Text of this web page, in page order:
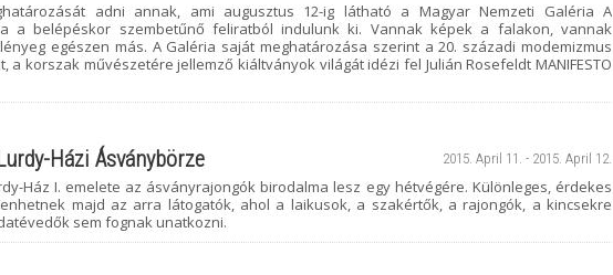
adni annak, ami augusztus 12-ig látható a Magyar Nemzeti Galéria A
a belépéskor szembetűnő feliratból indulunk ki. Vannak képek a falakon, vannak
egészen más. A Galéria saját meghatározása szerint a 20. századi modemizmus
a korszak művészetére jellemző kiáltványok világát idézi fel Julián Rosefeldt MANIFESTO
2015. April 11. - 2015. April 12.
Házi Ásványbörze
Ház I. emelete az ásványrajongók birodalma lesz egy hétvégére. Különleges, érdekes
majd az arra látogatók, ahol a laikusok, a szakértők, a rajongók, a kincsekre
sem fognak unatkozni.